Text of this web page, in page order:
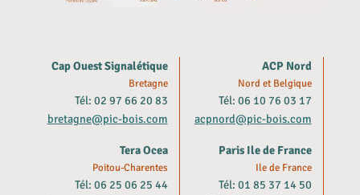
Cap Ouest Signalétique
Bretagne
Tél: 02 97 66 20 83
bretagne@pic-bois.com
Tera Ocea
Poitou-Charentes
Tél: 06 25 06 25 44
ACP Nord
Nord et Belgique
Tél: 06 10 76 03 17
acpnord@pic-bois.com
Paris Ile de France
Ile de France
Tél: 01 85 37 14 50